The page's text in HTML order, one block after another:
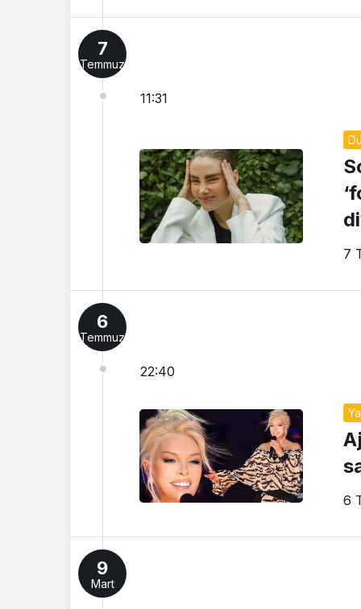
7
Temmuz
11:31
7
6
Temmuz
22:40
6
9
Mart